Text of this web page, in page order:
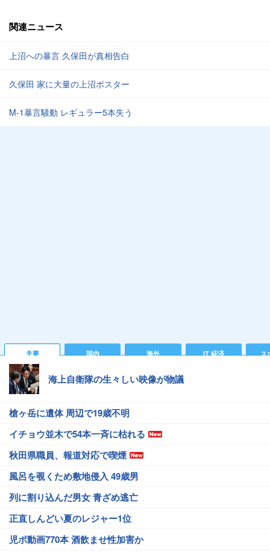
関連ニュース
上沼への暴言 久保田が真相告白
久保田 家に大量の上沼ポスター
M-1暴言騒動 レギュラー5本失う
主要 国内 海外 IT 経済 ス
海上自衛隊の生々しい映像が物議
槍ヶ岳に遺体 周辺で19歳不明
イチョウ並木で54本一斉に枯れる
秋田県職員、報道対応で喫煙
風呂を覗くため敷地侵入 49歳男
列に割り込んだ男女 青ざめ逃亡
正直しんどい夏のレジャー1位
児ポ動画770本 酒飲ませ性加害か